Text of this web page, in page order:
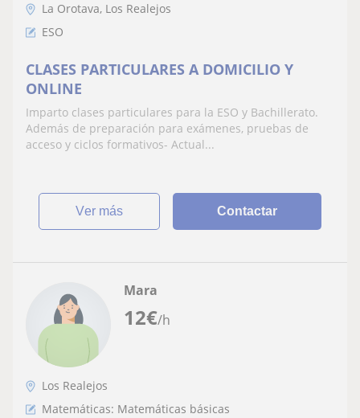
La Orotava, Los Realejos
ESO
CLASES PARTICULARES A DOMICILIO Y
ONLINE
Imparto clases particulares para la ESO y Bachillerato.
Además de preparación para exámenes, pruebas de
acceso y ciclos formativos- Actual...
ver más Contactar
12€/h
Mara
Los Realejos
Matemáticas: Matemáticas básicas